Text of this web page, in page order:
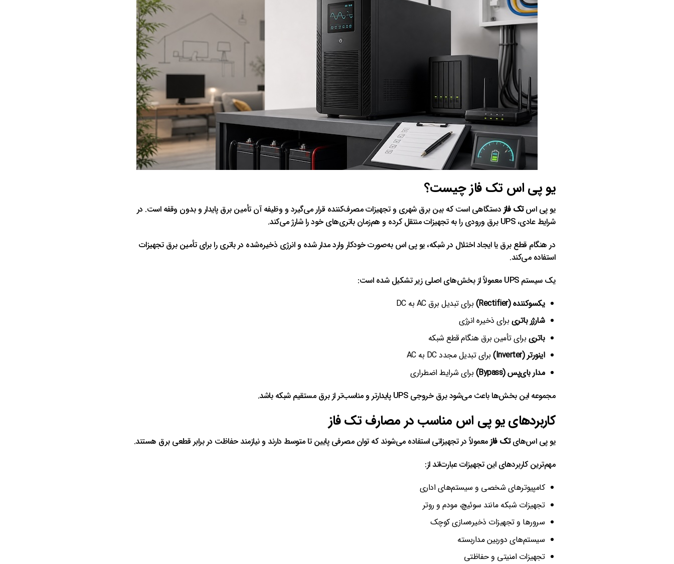
یو پی اس تک‌ فاز چیست؟
یو پی استک‌ فازدستگاهی است که بین برق شهری و تجهیزات مصرف‌کننده قرار می‌گیرد و وظیفه آن تأمین برق پایدار و بدون وقفه است. در
شرایط عادی، UPS برق ورودی را به تجهیزات منتقل کرده و هم‌زمان باتری‌های خود را شارژ می‌کند.
در هنگام قطع برق یا ایجاد اختلال در شبکه، یو پی اس به‌صورت خودکار وارد مدار شده و انرژی ذخیره‌شده در باتری را برای تأمین برق تجهیزات
استفاده می‌کند.
یک سیستم UPS معمولاً از بخش‌های اصلی زیر تشکیل شده است:
یکسوکننده (Rectifier)
برای تبدیل برق AC به DC
شارژر باتری برای ذخیره انرژی
باتری برای تأمین برق هنگام قطع شبکه
اینورتر (Inverter)
برای تبدیل مجدد DC به AC
مدار بای‌پس (Bypass)
برای شرایط اضطراری
مجموعه این بخش‌ها باعث می‌شود برق خروجی UPS پایدارتر و مناسب‌تر از برق مستقیم شبکه باشد.
کاربردهای یو پی اس مناسب در مصارف تک فاز
یو پی اس‌هایتک‌ فازمعمولاً در تجهیزاتی استفاده می‌شوند که توان مصرفی پایین تا متوسط دارند و نیازمند حفاظت در برابر قطعی برق هستند.
مهم‌ترین کاربردهای این تجهیزات عبارت‌اند از:
کامپیوترهای شخصی و سیستم‌های اداری
تجهیزات شبکه مانند سوئیچ، مودم و روتر
سرورها و تجهیزات ذخیره‌سازی کوچک
سیستم‌های دوربین مداربسته
تجهیزات امنیتی و حفاظتی